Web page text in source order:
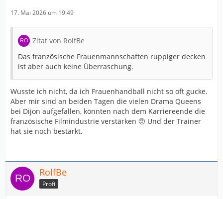
17. Mai 2026 um 19:49
Zitat von RolfBe
Das französische Frauenmannschaften ruppiger decken
ist aber auch keine Überraschung.
Wusste ich nicht, da ich Frauenhandball nicht so oft gucke.
Aber mir sind an beiden Tagen die vielen Drama Queens
bei Dijon aufgefallen, könnten nach dem Karriereende die
französische Filmindustrie verstärken 🤨 Und der Trainer
hat sie noch bestärkt.
RolfBe
Profi